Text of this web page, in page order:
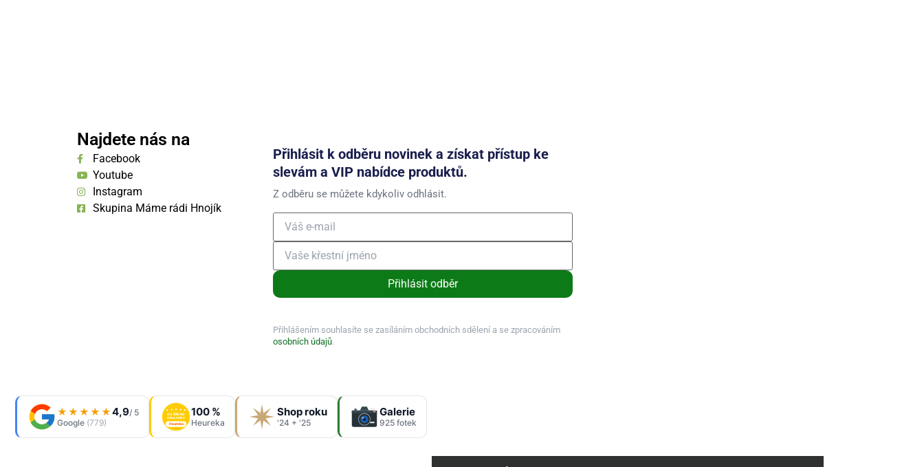
Najdete nás na
Facebook
Youtube
Instagram
Skupina Máme rádi Hnojík
Přihlásit k odběru novinek a získat přístup ke
slevám a VIP nabídce produktů.
Z odběru se můžete kdykoliv odhlásit.
Přihlásit odběr
Přihlášením souhlasíte se zasíláním obchodních sdělení a se zpracováním
osobních údajů.
★★★★★4,9/ 5
Google (779)
OVĚŘENO
ZÁKAZNÍKY
Heureka
100 %
Heureka
Shop roku
'24 + '25
Galerie
925 fotek